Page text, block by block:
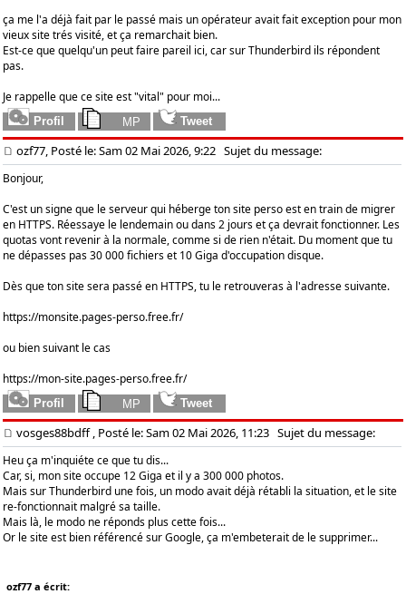
ça me l'a déjà fait par le passé mais un opérateur avait fait exception pour mon
vieux site trés visité, et ça remarchait bien.
Est-ce que quelqu'un peut faire pareil ici, car sur Thunderbird ils répondent
pas.
Je rappelle que ce site est "vital" pour moi...
ozf77, Posté le: Sam 02 Mai 2026, 9:22 Sujet du message:
Bonjour,
C'est un signe que le serveur qui héberge ton site perso est en train de migrer
en HTTPS. Réessaye le lendemain ou dans 2 jours et ça devrait fonctionner. Les
quotas vont revenir à la normale, comme si de rien n'était. Du moment que tu
ne dépasses pas 30 000 fichiers et 10 Giga d'occupation disque.
Dès que ton site sera passé en HTTPS, tu le retrouveras à l'adresse suivante.
https://monsite.pages-perso.free.fr/
ou bien suivant le cas
https://mon-site.pages-perso.free.fr/
vosges88bdff, Posté le: Sam 02 Mai 2026, 11:23 Sujet du message:
Heu ça m'inquiéte ce que tu dis...
Car, si, mon site occupe 12 Giga et il y a 300 000 photos.
Mais sur Thunderbird une fois, un modo avait déjà rétabli la situation, et le site
re-fonctionnait malgré sa taille.
Mais là, le modo ne réponds plus cette fois...
Or le site est bien référencé sur Google, ça m'embeterait de le supprimer...
ozf77 a écrit: